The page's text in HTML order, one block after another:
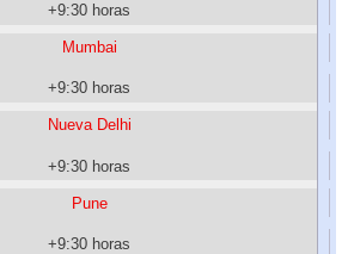
+9:30 horas
Mumbai
+9:30 horas
Nueva Delhi
+9:30 horas
Pune
+9:30 horas